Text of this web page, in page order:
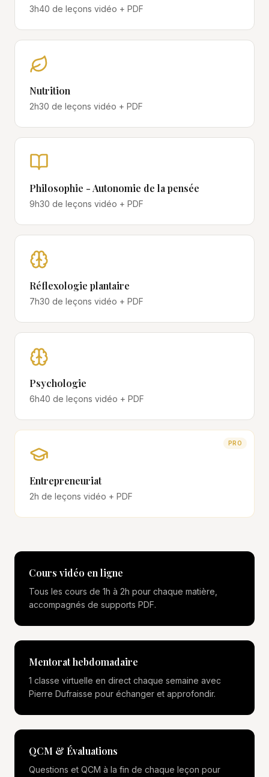
3h40 de leçons vidéo + PDF
Nutrition
2h30 de leçons vidéo + PDF
Philosophie - Autonomie de la pensée
9h30 de leçons vidéo + PDF
Réflexologie plantaire
7h30 de leçons vidéo + PDF
Psychologie
6h40 de leçons vidéo + PDF
PRO
Entrepreneuriat
2h de leçons vidéo + PDF
Cours vidéo en ligne
Tous les cours de 1h à 2h pour chaque matière,
accompagnés de supports PDF.
Mentorat hebdomadaire
1 classe virtuelle en direct chaque semaine avec
Pierre Dufraisse pour échanger et approfondir.
QCM & Évaluations
Questions et QCM à la fin de chaque leçon pour